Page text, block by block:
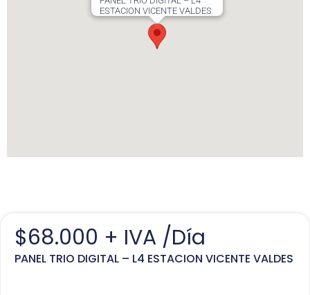
ESTACION VICENTE VALDES
$68.000 + IVA /Día
PANEL TRIO DIGITAL – L4 ESTACION VICENTE VALDES